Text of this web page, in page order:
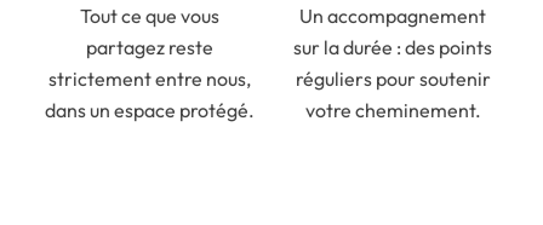
Tout ce que vous
partagez reste
strictement entre nous,
dans un espace protégé.
Un accompagnement
sur la durée : des points
réguliers pour soutenir
votre cheminement.